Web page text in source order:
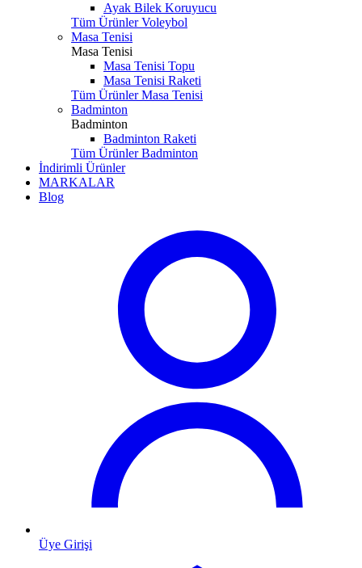
Ayak Bilek Koruyucu
Tüm Ürünler Voleybol
Masa Tenisi
Masa Tenisi
Masa Tenisi Topu
Masa Tenisi Raketi
Tüm Ürünler Masa Tenisi
Badminton
Badminton
Badminton Raketi
Tüm Ürünler Badminton
İndirimli Ürünler
MARKALAR
Blog
Üye Girişi